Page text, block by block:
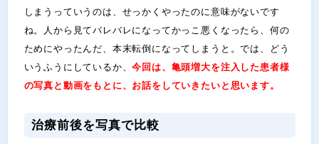
しまうっていうのは、せっかくやったのに意味がないです
ね。人から見てバレバレになってかっこ悪くなったら、何の
ためにやったんだ、本末転倒になってしまうと。では、どう
いうふうにしているか、今回は、亀頭増大を注入した患者様
の写真と動画をもとに、お話をしていきたいと思います。
治療前後を写真で比較